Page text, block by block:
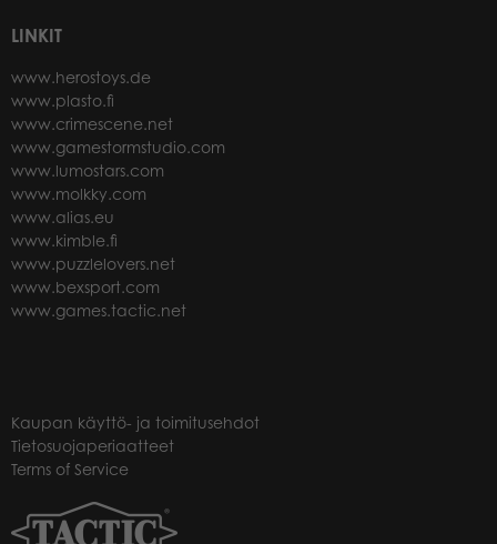
LINKIT
www.herostoys.de
www.plasto.fi
www.crimescene.net
www.gamestormstudio.com
www.lumostars.com
www.molkky.com
www.alias.eu
www.kimble.fi
www.puzzlelovers.net
www.bexsport.com
www.games.tactic.net
Kaupan käyttö- ja toimitusehdot
Tietosuojaperiaatteet
Terms of Service